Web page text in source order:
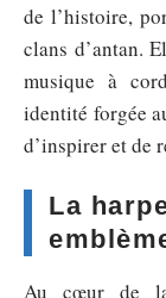
de l’histoire,
clans d’antan.
musique à
identité forgée
d’inspirer et de
La
Au cœur de